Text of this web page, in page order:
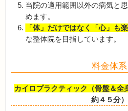
当院の適用範囲以外の病気と
めます。
「体」だけではなく「心」も
な整体院を目指しています。
料金体系
カイロプラクティック（骨盤＆全
約４５分）